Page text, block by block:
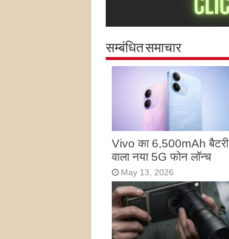
सम्बंधित समाचार
Vivo का 6,500mAh बैटरी
वाला नया 5G फोन लॉन्च
May 13, 2026